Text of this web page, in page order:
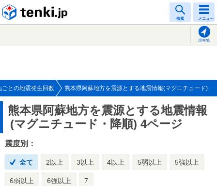
検索 メニュー
現在地
ごとの地震発生回数 熊本県阿蘇地方を震源とする地震情報(マグニチュード)
熊本県阿蘇地方を震源とする地震情報
(マグニチュード・降順) 4ページ
震度別：
全て 2以上 3以上 4以上 5弱以上 5強以上
6弱以上 6強以上 7